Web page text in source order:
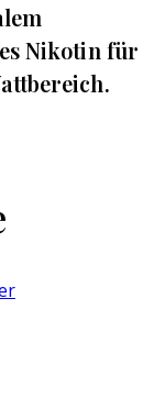
Nikotin für